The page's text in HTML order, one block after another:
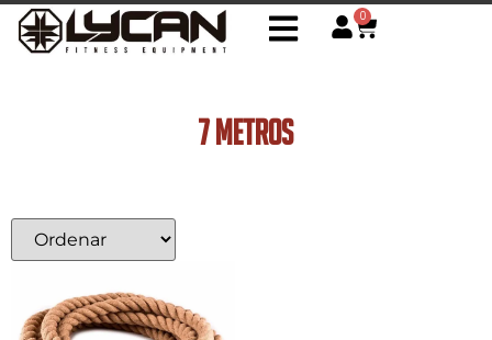
0
7 Metros